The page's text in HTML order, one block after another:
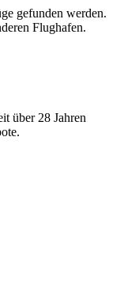
gefunden werden.
Flughafen.
über 28 Jahren